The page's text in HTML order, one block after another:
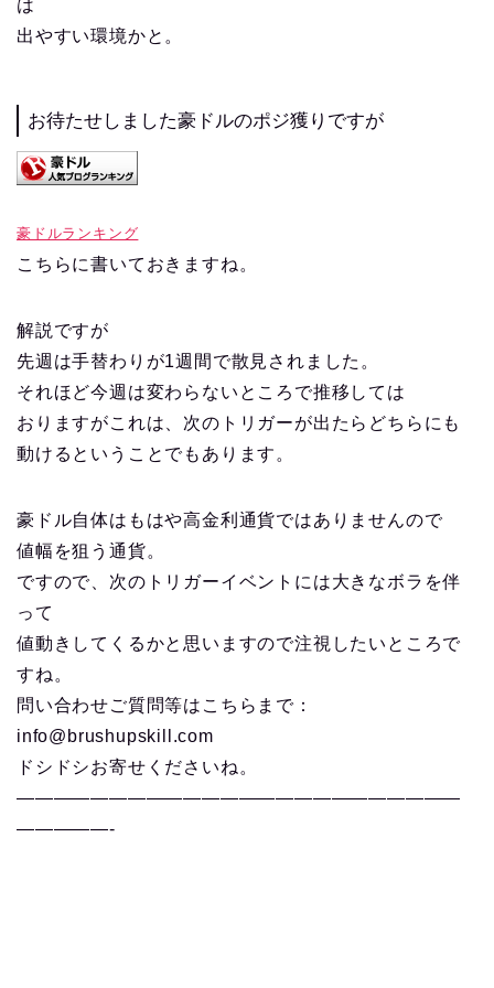
は
出やすい環境かと。
お待たせしました豪ドルのポジ獲りですが
豪ドルランキング
こちらに書いておきますね。
解説ですが
先週は手替わりが1週間で散見されました。
それほど今週は変わらないところで推移しては
おりますがこれは、次のトリガーが出たらどちらにも
動けるということでもあります。
豪ドル自体はもはや高金利通貨ではありませんので
値幅を狙う通貨。
ですので、次のトリガーイベントには大きなボラを伴
って
値動きしてくるかと思いますので注視したいところで
すね。
問い合わせご質問等はこちらまで：
info@brushupskill.com
ドシドシお寄せくださいね。
————————————————————————
—————-